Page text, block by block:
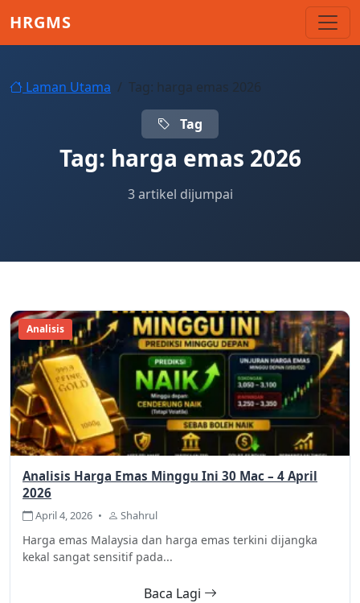
HRGMS
Laman Utama Tag: harga emas 2026
Tag
Tag: harga emas 2026
3 artikel dijumpai
Analisis
Analisis Harga Emas Minggu Ini 30 Mac – 4 April
2026
April 4, 2026 • Shahrul
Harga emas Malaysia dan harga emas terkini dijangka
kekal sangat sensitif pada...
Baca Lagi